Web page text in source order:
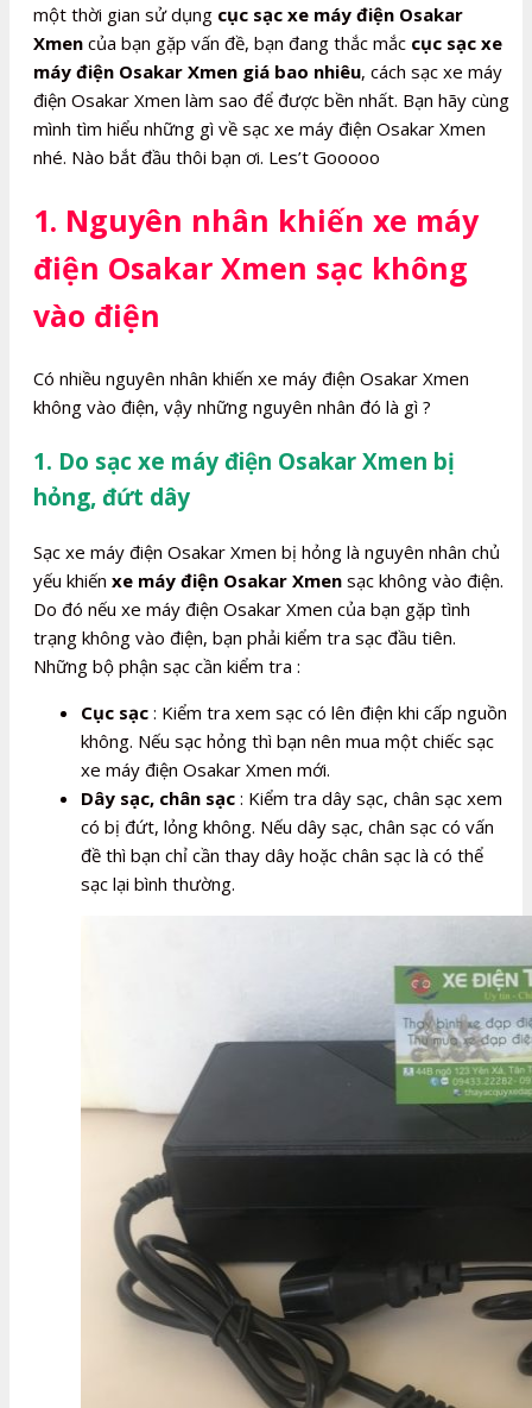
một thời gian sử dụng cục sạc xe máy điện Osakar
Xmen của bạn gặp vấn đề, bạn đang thắc mắc cục sạc xe
máy điện Osakar Xmen giá bao nhiêu, cách sạc xe máy
điện Osakar Xmen làm sao để được bền nhất. Bạn hãy cùng
mình tìm hiểu những gì về sạc xe máy điện Osakar Xmen
nhé. Nào bắt đầu thôi bạn ơi. Les’t Gooooo
1. Nguyên nhân khiến xe máy
điện Osakar Xmen sạc không
vào điện
Có nhiều nguyên nhân khiến xe máy điện Osakar Xmen
không vào điện, vậy những nguyên nhân đó là gì ?
1. Do sạc xe máy điện Osakar Xmen bị
hỏng, đứt dây
Sạc xe máy điện Osakar Xmen bị hỏng là nguyên nhân chủ
yếu khiến xe máy điện Osakar Xmen sạc không vào điện.
Do đó nếu xe máy điện Osakar Xmen của bạn gặp tình
trạng không vào điện, bạn phải kiểm tra sạc đầu tiên.
Những bộ phận sạc cần kiểm tra :
Cục sạc : Kiểm tra xem sạc có lên điện khi cấp nguồn
không. Nếu sạc hỏng thì bạn nên mua một chiếc sạc
xe máy điện Osakar Xmen mới.
Dây sạc, chân sạc : Kiểm tra dây sạc, chân sạc xem
có bị đứt, lỏng không. Nếu dây sạc, chân sạc có vấn
đề thì bạn chỉ cần thay dây hoặc chân sạc là có thể
sạc lại bình thường.